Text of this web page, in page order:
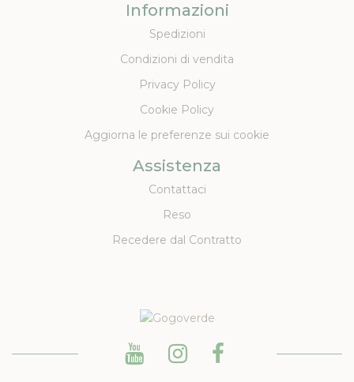
Informazioni
Spedizioni
Condizioni di vendita
Privacy Policy
Cookie Policy
Aggiorna le preferenze sui cookie
Assistenza
Contattaci
Reso
Recedere dal Contratto